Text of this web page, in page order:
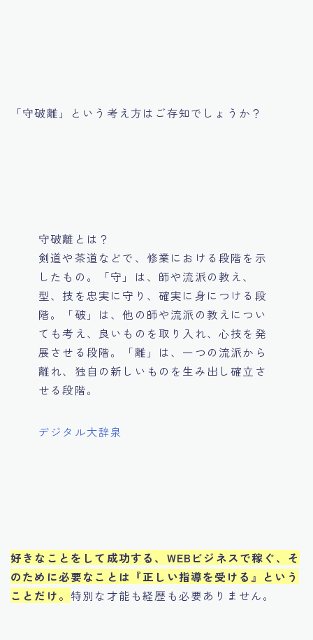
「守破離」という考え方はご存知でしょうか？
守破離とは？
剣道や茶道などで、修業における段階を示
したもの。「守」は、師や流派の教え、
型、技を忠実に守り、確実に身につける段
階。「破」は、他の師や流派の教えについ
ても考え、良いものを取り入れ、心技を発
展させる段階。「離」は、一つの流派から
離れ、独自の新しいものを生み出し確立さ
せる段階。
デジタル大辞泉
好きなことをして成功する、WEBビジネスで稼ぐ、そ
のために必要なことは『正しい指導を受ける』という
ことだけ。 特別な才能も経歴も必要ありません。